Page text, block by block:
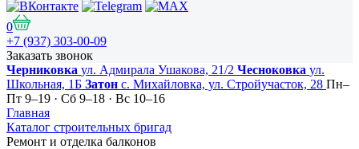
0
+7 (937) 303-00-09
Заказать звонок
Черниковка ул. Адмирала Ушакова, 21/2 Чесноковка ул.
Школьная, 1Б Затон с. Михайловка, ул. Стройучасток, 28 Пн–
Пт 9–19 · Сб 9–18 · Вс 10–16
Главная
Каталог строительных бригад
Ремонт и отделка балконов